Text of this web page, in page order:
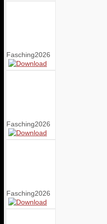
Fasching2026
Fasching2026
Fasching2026